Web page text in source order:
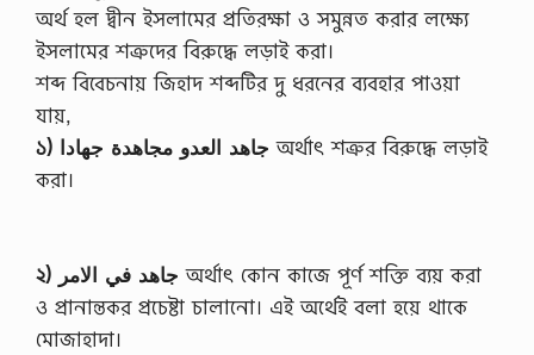
…
অর্থ হল দ্বীন ইসলামের প্রতিরক্ষা ও সমুন্নত করার লক্ষ্যে
ইসলামের শত্রুদের বিরুদ্ধে লড়াই করা।
শব্দ বিবেচনায় জিহাদ শব্দটির দু ধরনের ব্যবহার পাওয়া
যায়,
১) جاهد العدو مجاهدة جهادا অর্থাৎ শত্রুর বিরুদ্ধে লড়াই
করা।
২) جاهد في الامر অর্থাৎ কোন কাজে পূর্ণ শক্তি ব্যয় করা
ও প্রানান্তকর প্রচেষ্টা চালানো। এই অর্থেই বলা হয়ে থাকে
মোজাহাদা।